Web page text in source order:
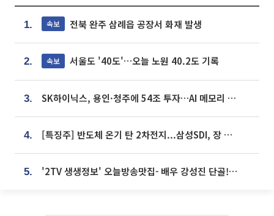
1. 속보 전북 완주 삼례읍 공장서 화재 발생
2. 속보 서울도 '40도'…오늘 노원 40.2도 기록
3. SK하이닉스, 용인·청주에 54조 투자…AI 메모리 생산기지 키운다
4. [특징주] 반도체 온기 탄 2차전지...삼성SDI, 장 초반 7% 넘게 껑충
5. '2TV 생생정보' 오늘방송맛집- 배우 강성진 단골! 쌀국수ㆍ푸팟퐁 커리 맛집 '블○○○'